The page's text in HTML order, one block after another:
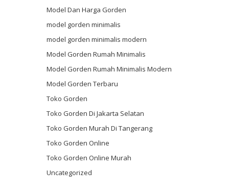
Model Dan Harga Gorden
model gorden minimalis
model gorden minimalis modern
Model Gorden Rumah Minimalis
Model Gorden Rumah Minimalis Modern
Model Gorden Terbaru
Toko Gorden
Toko Gorden Di Jakarta Selatan
Toko Gorden Murah Di Tangerang
Toko Gorden Online
Toko Gorden Online Murah
Uncategorized